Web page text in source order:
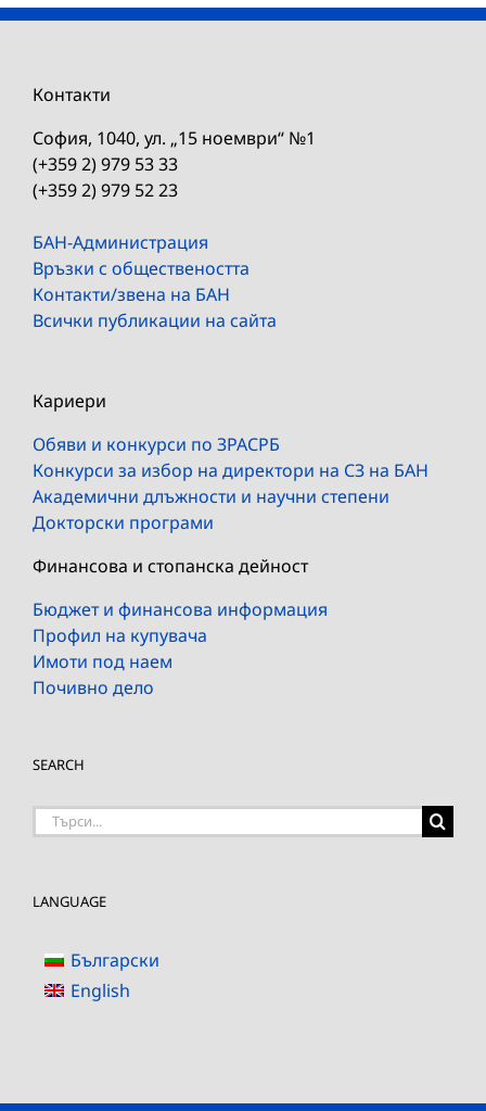
Контакти
София, 1040, ул. „15 ноември“ №1
(+359 2) 979 53 33
(+359 2) 979 52 23
БАН-Администрация
Връзки с обществеността
Контакти/звена на БАН
Всички публикации на сайта
Кариери
Обяви и конкурси по ЗРАСРБ
Конкурси за избор на директори на СЗ на БАН
Академични длъжности и научни степени
Докторски програми
Финансова и стопанска дейност
Бюджет и финансова информация
Профил на купувача
Имоти под наем
Почивно дело
SEARCH
Търсене
LANGUAGE
Български
English